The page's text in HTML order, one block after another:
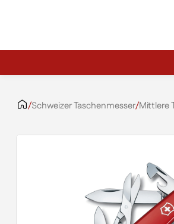
/Schweizer Taschenmesser/Mittlere